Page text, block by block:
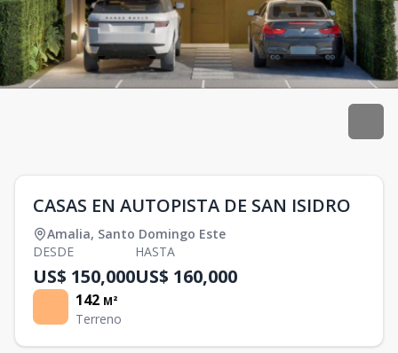
CASAS EN AUTOPISTA DE SAN ISIDRO
Amalia, Santo Domingo Este
DESDE
US$ 150,000
HASTA
US$ 160,000
142 M²
Terreno